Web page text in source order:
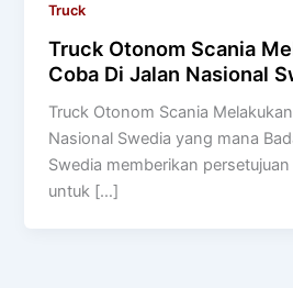
Truck
Truck Otonom Scania
Coba Di Jalan Nasional
Truck Otonom Scania
Nasional Swedia yang mana
Swedia memberikan
untuk […]